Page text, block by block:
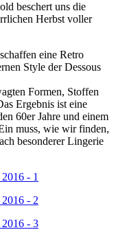
beschert uns die
Herbst voller
eine Retro
Style der Dessous
Formen, Stoffen
Ergebnis ist eine
60er Jahre und einem
muss, wie wir finden,
besonderer Lingerie